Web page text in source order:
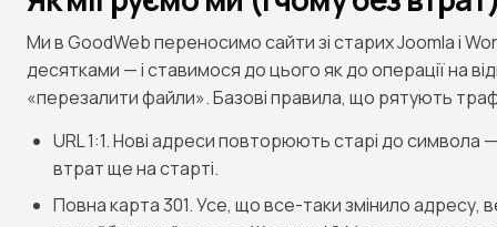
Ми в GoodWeb переносимо сайти зі старих Joomla і
десятками — і ставимося до цього як до операції на
«перезалити файли». Базові правила, що рятують
URL 1:1. Нові адреси повторюють старі до символа
втрат ще на старті.
Повна карта 301. Усе, що все-таки змінило адресу,